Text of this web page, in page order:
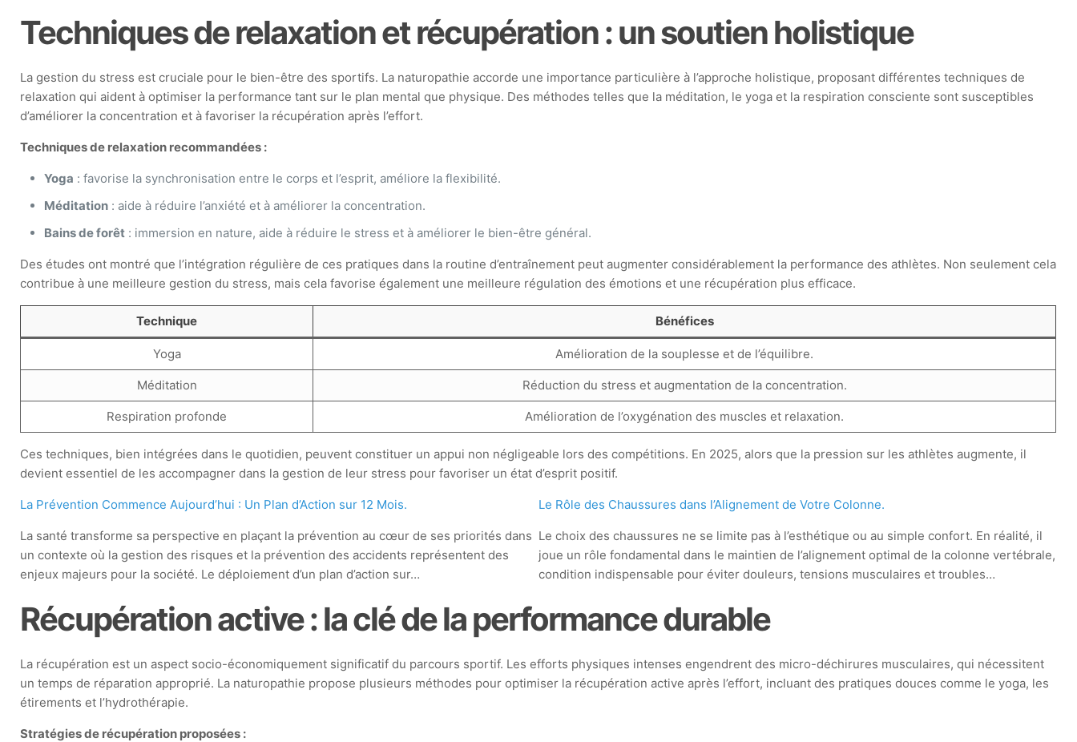
Techniques de relaxation et récupération : un soutien holistique
La gestion du stress est cruciale pour le bien-être des sportifs. La naturopathie accorde une importance particulière à l’approche holistique, proposant différentes techniques de
relaxation qui aident à optimiser la performance tant sur le plan mental que physique. Des méthodes telles que la méditation, le yoga et la respiration consciente sont susceptibles
d’améliorer la concentration et à favoriser la récupération après l’effort.
Techniques de relaxation recommandées :
Yoga : favorise la synchronisation entre le corps et l’esprit, améliore la flexibilité.
Méditation : aide à réduire l’anxiété et à améliorer la concentration.
Bains de forêt : immersion en nature, aide à réduire le stress et à améliorer le bien-être général.
Des études ont montré que l’intégration régulière de ces pratiques dans la routine d’entraînement peut augmenter considérablement la performance des athlètes. Non seulement cela
contribue à une meilleure gestion du stress, mais cela favorise également une meilleure régulation des émotions et une récupération plus efficace.
Technique Bénéfices
Yoga Amélioration de la souplesse et de l’équilibre.
Méditation Réduction du stress et augmentation de la concentration.
Respiration profonde Amélioration de l’oxygénation des muscles et relaxation.
Ces techniques, bien intégrées dans le quotidien, peuvent constituer un appui non négligeable lors des compétitions. En 2025, alors que la pression sur les athlètes augmente, il
devient essentiel de les accompagner dans la gestion de leur stress pour favoriser un état d’esprit positif.
La Prévention Commence Aujourd’hui : Un Plan d’Action sur 12 Mois.
La santé transforme sa perspective en plaçant la prévention au cœur de ses priorités dans
un contexte où la gestion des risques et la prévention des accidents représentent des
enjeux majeurs pour la société. Le déploiement d’un plan d’action sur…
Le Rôle des Chaussures dans l’Alignement de Votre Colonne.
Le choix des chaussures ne se limite pas à l’esthétique ou au simple confort. En réalité, il
joue un rôle fondamental dans le maintien de l’alignement optimal de la colonne vertébrale,
condition indispensable pour éviter douleurs, tensions musculaires et troubles…
Récupération active : la clé de la performance durable
La récupération est un aspect socio-économiquement significatif du parcours sportif. Les efforts physiques intenses engendrent des micro-déchirures musculaires, qui nécessitent
un temps de réparation approprié. La naturopathie propose plusieurs méthodes pour optimiser la récupération active après l’effort, incluant des pratiques douces comme le yoga, les
étirements et l’hydrothérapie.
Stratégies de récupération proposées :